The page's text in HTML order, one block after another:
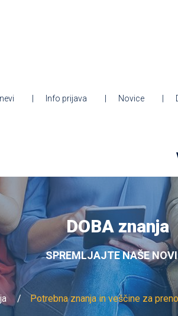
Info prijava Novice
DOBA znanja
SPREMLJAJTE NAŠE
Potrebna znanja in veščine za